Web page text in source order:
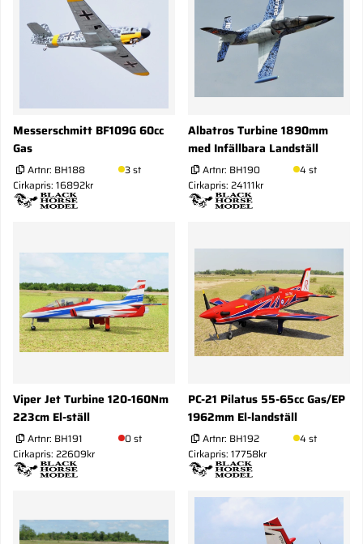
Messerschmitt BF109G 60cc
Gas
Artnr: BH188
3 st
Cirkapris: 16892kr
Albatros Turbine 1890mm
med Infällbara Landställ
Artnr: BH190
4 st
Cirkapris: 24111kr
Viper Jet Turbine 120-160Nm
223cm El-ställ
Artnr: BH191
0 st
Cirkapris: 22609kr
PC-21 Pilatus 55-65cc Gas/EP
1962mm El-landställ
Artnr: BH192
4 st
Cirkapris: 17758kr